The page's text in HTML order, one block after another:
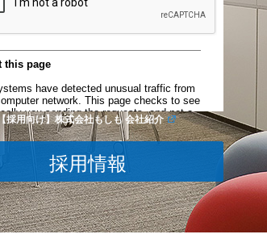
【採用向け】株式会社もしも 会社紹介
採用情報